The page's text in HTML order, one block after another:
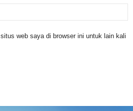
web saya di browser ini untuk lain kali